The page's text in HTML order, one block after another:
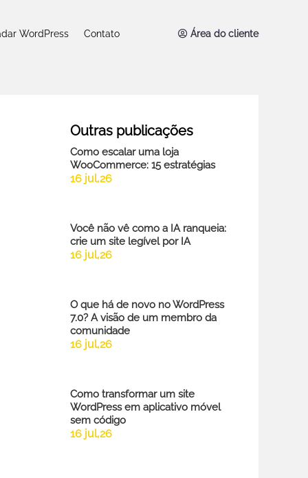
WordPress Contato Área do cliente
Outras publicações
Como escalar uma loja
WooCommerce: 15 estratégias
16 jul,26
Você não vê como a IA ranqueia:
crie um site legível por IA
16 jul,26
O que há de novo no WordPress
7.0? A visão de um membro da
comunidade
16 jul,26
Como transformar um site
WordPress em aplicativo móvel
sem código
16 jul,26